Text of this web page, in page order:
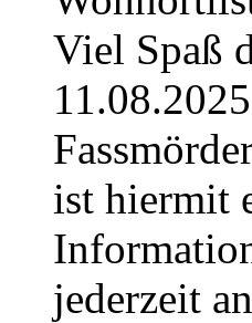
Viel Spaß
11.08.2025
ist hiermit
jederzeit